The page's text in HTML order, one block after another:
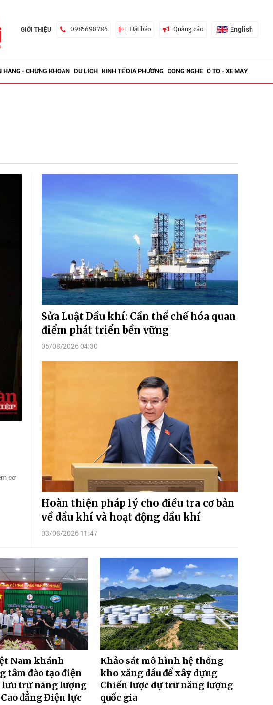
GIỚI THIỆU 0985698786 Đặt báo Quảng cáo English
HÀNG - CHỨNG KHOÁN DU LỊCH KINH TẾ ĐỊA PHƯƠNG CÔNG NGHỆ Ô TÔ - XE MÁY
cơ
Sửa Luật Dầu khí: Cần thể chế hóa quan
điểm phát triển bền vững
05/08/2026 04:30
Hoàn thiện pháp lý cho điều tra cơ bản
về dầu khí và hoạt động dầu khí
03/08/2026 11:47
Nam khánh
tâm đào tạo điện
trữ năng lượng
đẳng Điện lực
Khảo sát mô hình hệ thống
kho xăng dầu để xây dựng
Chiến lược dự trữ năng lượng
quốc gia